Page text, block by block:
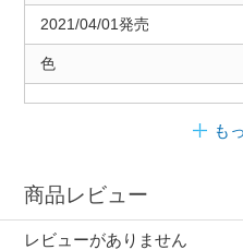
2021/04/01発売
色
も
商品レビュー
レビューがありません